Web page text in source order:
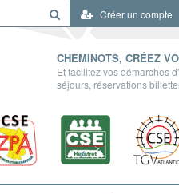
Créer un compte
CHEMINOTS, CRÉEZ
Et facilitez vos démarches
séjours, réservations